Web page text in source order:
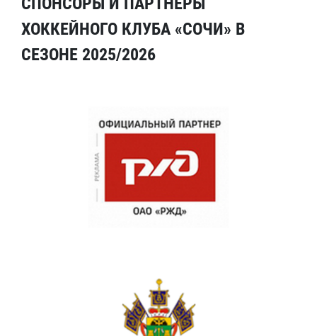
ХОККЕЙНОГО КЛУБА «СОЧИ» В
СЕЗОНЕ 2025/2026